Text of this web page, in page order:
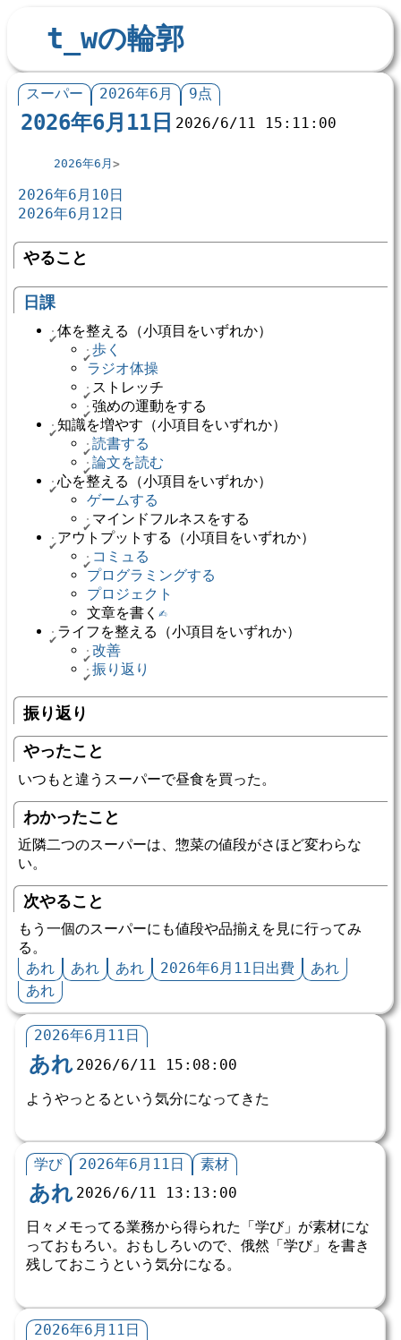
t_wの輪郭
スーパー 2026年6月 9点
2026年6月11日 2026/6/11 15:11:00
2026年6月
2026年6月10日
2026年6月12日
やること
日課
体を整える（小項目をいずれか）
歩く
ラジオ体操
ストレッチ
強めの運動をする
知識を増やす（小項目をいずれか）
読書する
論文を読む
心を整える（小項目をいずれか）
ゲームする
マインドフルネスをする
アウトプットする（小項目をいずれか）
コミュる
プログラミングする
プロジェクト
文章を書く ✍️
ライフを整える（小項目をいずれか）
改善
振り返り
振り返り
やったこと
いつもと違うスーパーで昼食を買った。
わかったこと
近隣二つのスーパーは、惣菜の値段がさほど変わらな
い。
次やること
もう一個のスーパーにも値段や品揃えを見に行ってみ
る。
あれ
あれ あれ 2026年6月11日出費
あれ
あれ
2026年6月11日
あれ 2026/6/11 15:08:00
ようやっとるという気分になってきた
学び 2026年6月11日 素材
あれ 2026/6/11 13:13:00
日々メモってる業務から得られた「学び」が素材にな
っておもろい。おもしろいので、俄然「学び」を書き
残しておこうという気分になる。
2026年6月11日